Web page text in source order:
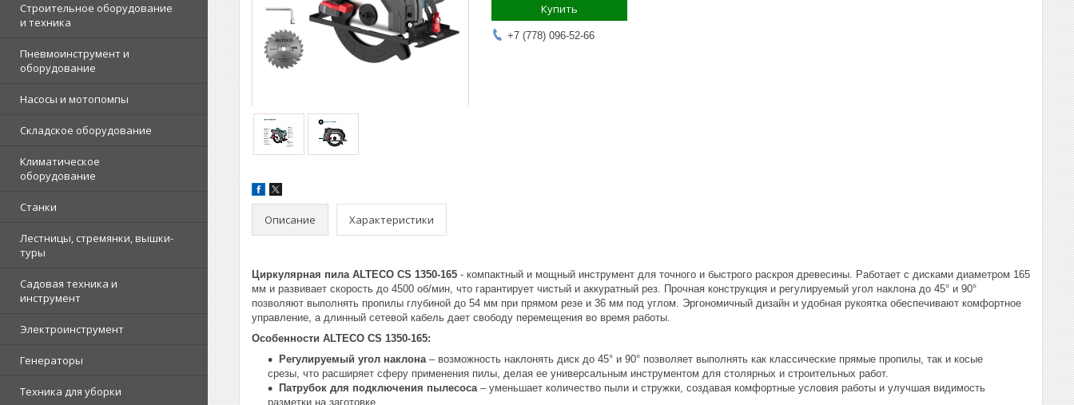
Строительное оборудование
и техника
Пневмоинструмент и
оборудование
Насосы и мотопомпы
Складское оборудование
Климатическое
оборудование
Станки
Лестницы, стремянки, вышки-
туры
Садовая техника и
инструмент
Электроинструмент
Генераторы
Техника для уборки
Купить
+7 (778) 096-52-66
Описание Характеристики
Циркулярная пила ALTECO CS 1350-165 - компактный и мощный инструмент для точного и быстрого раскроя древесины. Работает с дисками диаметром 165
мм и развивает скорость до 4500 об/мин, что гарантирует чистый и аккуратный рез. Прочная конструкция и регулируемый угол наклона до 45° и 90°
позволяют выполнять пропилы глубиной до 54 мм при прямом резе и 36 мм под углом. Эргономичный дизайн и удобная рукоятка обеспечивают комфортное
управление, а длинный сетевой кабель дает свободу перемещения во время работы.
Особенности ALTECO CS 1350-165:
Регулируемый угол наклона– возможность наклонять диск до 45° и 90° позволяет выполнять как классические прямые пропилы, так и косые
срезы, что расширяет сферу применения пилы, делая ее универсальным инструментом для столярных и строительных работ.
Патрубок для подключения пылесоса– уменьшает количество пыли и стружки, создавая комфортные условия работы и улучшая видимость
разметки на заготовке.